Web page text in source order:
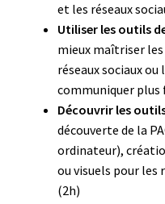
et les réseaux
Utiliser les outils
mieux maîtriser
réseaux sociaux
communiquer
Découvrir les
découverte de la
ordinateur),
ou visuels pour les
(2h)